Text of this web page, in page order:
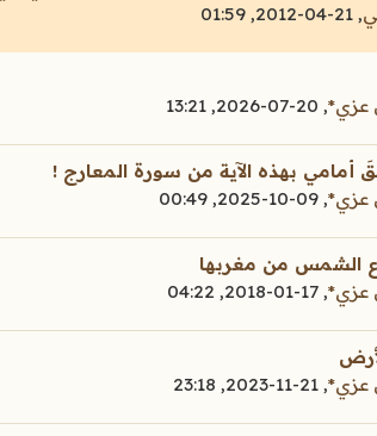
,
21-04-2012, 01:59
عزي*,
20-07-2026, 13:21
أمامي بهذه الآية من سورة المعارج !
عزي*,
09-10-2025, 00:49
الشمس من مغربها
عزي*,
17-01-2018, 04:22
عزي*,
21-11-2023, 23:18